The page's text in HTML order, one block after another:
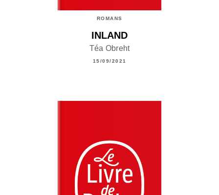
ROMANS
INLAND
Téa Obreht
15/09/2021